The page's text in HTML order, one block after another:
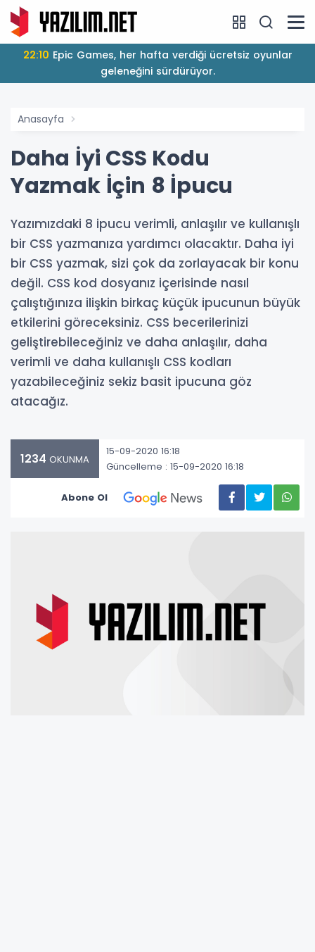
22:10
geleneğini sürdürüyor.
Anasayfa
Daha İyi CSS Kodu
Yazmak İçin 8 İpucu
Yazımızdaki 8 ipucu verimli, anlaşılır ve kullanışlı
bir CSS yazmanıza yardımcı olacaktır. Daha iyi
bir CSS yazmak, sizi çok da zorlayacak bir konu
değil. CSS kod dosyanız içerisinde nasıl
çalıştığınıza ilişkin birkaç küçük ipucunun büyük
etkilerini göreceksiniz. CSS becerilerinizi
geliştirebileceğiniz ve daha anlaşılır, daha
verimli ve daha kullanışlı CSS kodları
yazabileceğiniz sekiz basit ipucuna göz
atacağız.
1234 OKUNMA
15-09-2020 16:18
Güncelleme : 15-09-2020 16:18
Abone Ol